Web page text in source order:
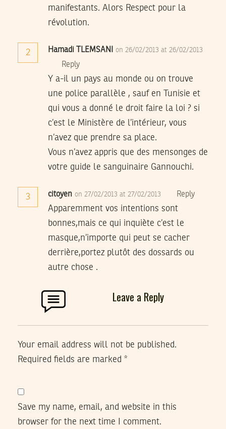
manifestants. Alors Respect pour la
révolution.
2 Hamadi TLEMSANI on 26/02/2013 at 26/02/2013
Reply
Y a-il un pays au monde ou on trouve
une police parallèle , sauf en Tunisie et
qui vous a donné le droit faire la loi ? si
c’est le Ministère de l’intérieur, vous
n’avez que prendre sa place.
Vous n’avez appris que des mensonges de
votre guide le sanguinaire Gannouchi.
3 citoyen on 27/02/2013 at 27/02/2013 Reply
Apparemment vos intentions sont
bonnes,mais ce qui inquiète c’est le
masque,n’importe qui peut se cacher
derrière,portez plutôt des dossards ou
autre chose .
Leave a Reply
Your email address will not be published.
Required fields are marked *
Save my name, email, and website in this
browser for the next time I comment.